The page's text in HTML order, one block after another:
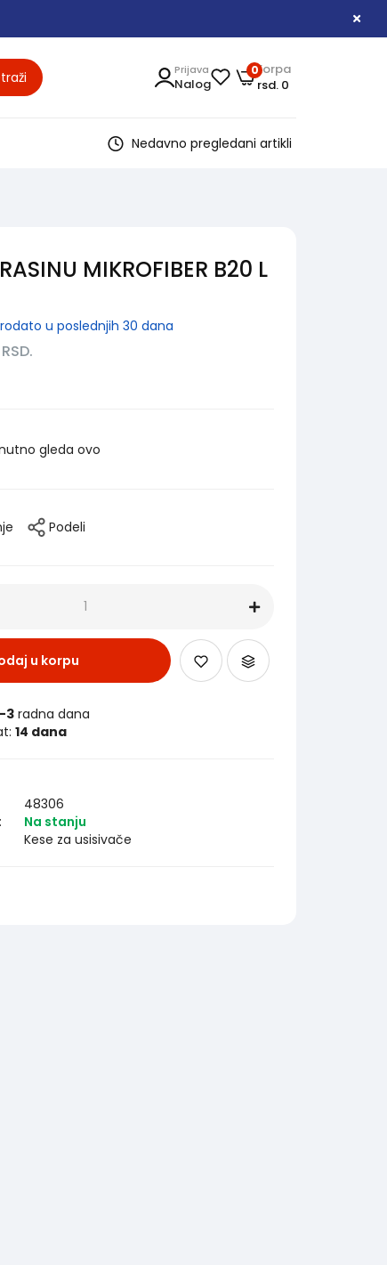
Korpa
rsd. 0
0
Prijava
Nalog
Nedavno pregledani artikli
MIKROFIBER B20 L
u poslednjih 30 dana
RSD.
gleda ovo
Podeli
u korpu
radna dana
14 dana
48306
Na stanju
Kese za usisivače